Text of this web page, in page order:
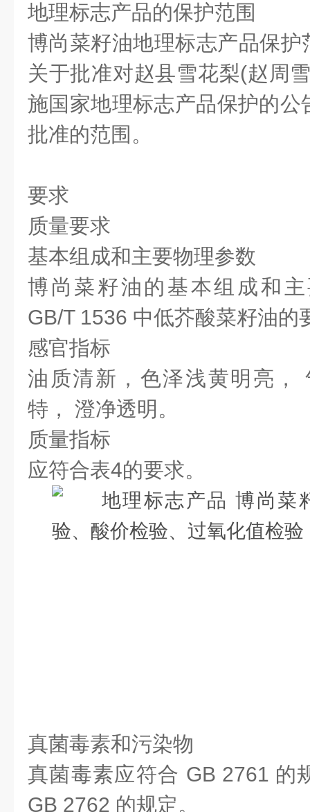
地理标志产品的保护范围
博尚菜籽油地理标志产品保
关于批准对赵县雪花梨(赵周
施国家地理标志产品保护的公
批准的范围。
要求
质量要求
基本组成和主要物理参数
博尚菜籽油的基本组成和
GB/T 1536 中低芥酸菜籽油的
感官指标
油质清新，色泽浅黄明亮，
特， 澄净透明。
质量指标
应符合表4的要求。
真菌毒素和污染物
真菌毒素应符合 GB 2761 的
GB 2762 的规定。